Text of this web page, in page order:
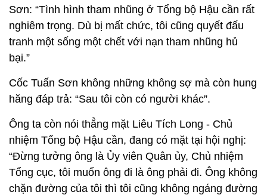
Sơn: “Tình hình tham nhũng ở Tổng bộ Hậu cần rất
nghiêm trọng. Dù bị mất chức, tôi cũng quyết đấu
tranh một sống một chết với nạn tham nhũng hủ
bại.”
Cốc Tuấn Sơn không những không sợ mà còn hung
hăng đáp trả: “Sau tôi còn có người khác”.
Ông ta còn nói thẳng mặt Liêu Tích Long - Chủ
nhiệm Tổng bộ Hậu cần, đang có mặt tại hội nghị:
“Đừng tưởng ông là Ủy viên Quân ủy, Chủ nhiệm
Tổng cục, tôi muốn ông đi là ông phải đi. Ông không
chặn đường của tôi thì tôi cũng không ngáng đường